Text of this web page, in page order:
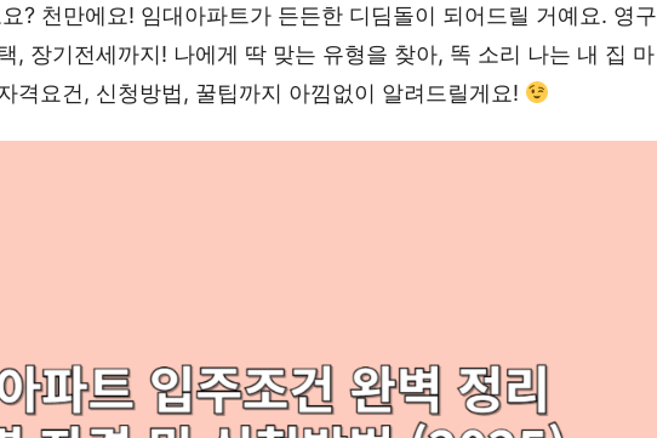
? 천만에요! 임대아파트가 든든한 디딤돌이 되어드릴 거예요. 영구
, 장기전세까지! 나에게 딱 맞는 유형을 찾아, 똑 소리 나는 내 집 마
격요건, 신청방법, 꿀팁까지 아낌없이 알려드릴게요!